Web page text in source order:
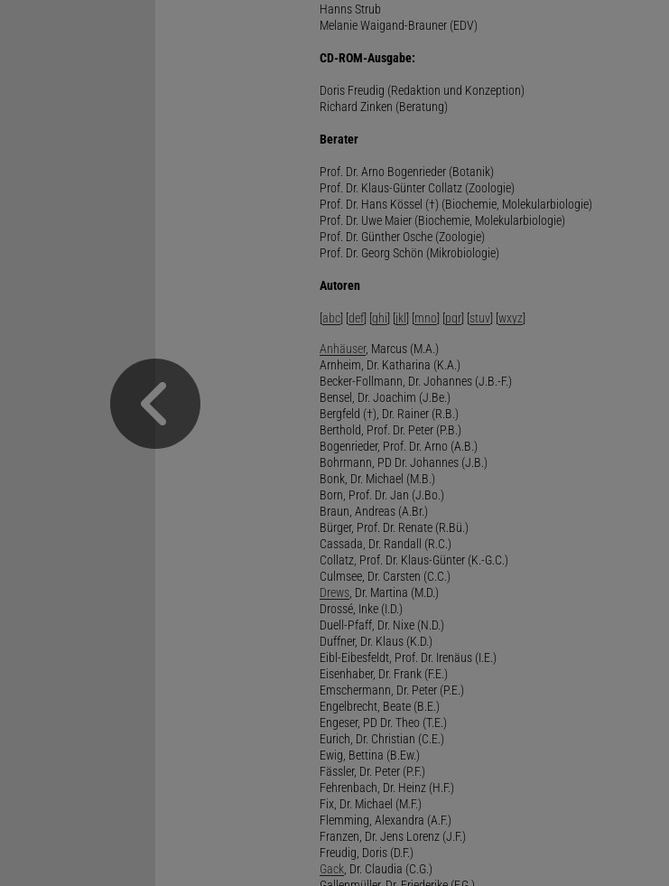
Hanns Strub
Melanie Waigand-Brauner (EDV)
CD-ROM-Ausgabe:
Doris Freudig (Redaktion und Konzeption)
Richard Zinken (Beratung)
Berater
Prof. Dr. Arno Bogenrieder (Botanik)
Prof. Dr. Klaus-Günter Collatz (Zoologie)
Prof. Dr. Hans Kössel (†) (Biochemie, Molekularbiologie)
Prof. Dr. Uwe Maier (Biochemie, Molekularbiologie)
Prof. Dr. Günther Osche (Zoologie)
Prof. Dr. Georg Schön (Mikrobiologie)
Autoren
[abc] [def] [ghi] [jkl] [mno] [pqr] [stuv] [wxyz]
Anhäuser, Marcus (M.A.)
Arnheim, Dr. Katharina (K.A.)
Becker-Follmann, Dr. Johannes (J.B.-F.)
Bensel, Dr. Joachim (J.Be.)
Bergfeld (†), Dr. Rainer (R.B.)
Berthold, Prof. Dr. Peter (P.B.)
Bogenrieder, Prof. Dr. Arno (A.B.)
Bohrmann, PD Dr. Johannes (J.B.)
Bonk, Dr. Michael (M.B.)
Born, Prof. Dr. Jan (J.Bo.)
Braun, Andreas (A.Br.)
Bürger, Prof. Dr. Renate (R.Bü.)
Cassada, Dr. Randall (R.C.)
Collatz, Prof. Dr. Klaus-Günter (K.-G.C.)
Culmsee, Dr. Carsten (C.C.)
Drews, Dr. Martina (M.D.)
Drossé, Inke (I.D.)
Duell-Pfaff, Dr. Nixe (N.D.)
Duffner, Dr. Klaus (K.D.)
Eibl-Eibesfeldt, Prof. Dr. Irenäus (I.E.)
Eisenhaber, Dr. Frank (F.E.)
Emschermann, Dr. Peter (P.E.)
Engelbrecht, Beate (B.E.)
Engeser, PD Dr. Theo (T.E.)
Eurich, Dr. Christian (C.E.)
Ewig, Bettina (B.Ew.)
Fässler, Dr. Peter (P.F.)
Fehrenbach, Dr. Heinz (H.F.)
Fix, Dr. Michael (M.F.)
Flemming, Alexandra (A.F.)
Franzen, Dr. Jens Lorenz (J.F.)
Freudig, Doris (D.F.)
Gack, Dr. Claudia (C.G.)